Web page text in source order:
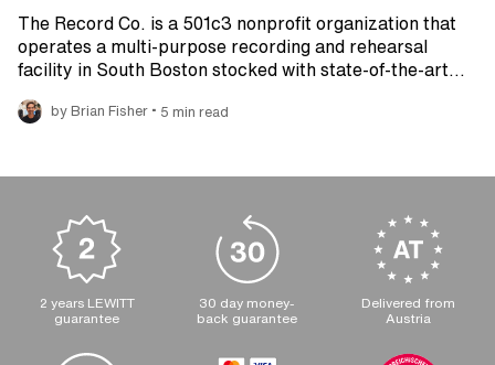
The Record Co. is a 501c3 nonprofit organization that
operates a multi-purpose recording and rehearsal
facility in South Boston stocked with state-of-the-art…
by Brian Fisher • 5 min read
2 years LEWITT
guarantee
30 day money-
back guarantee
Delivered from
Austria